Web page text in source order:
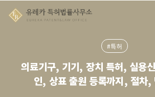
#특허
의료기구, 기기, 장치 특허, 실용
인, 상표 출원 등록까지, 절차,